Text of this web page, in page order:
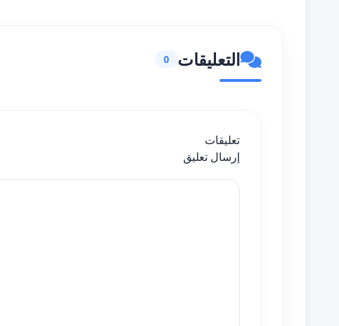
التعليقات 0
تعليقات
إرسال تعليق